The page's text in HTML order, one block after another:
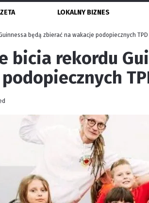
LOKALNY BIZNES
będą zbierać na wakacje podopiecznych TPD
bicia rekordu